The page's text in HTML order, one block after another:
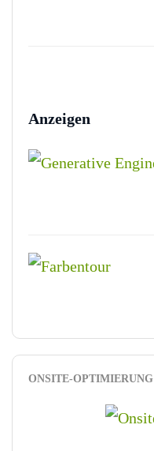
Anzeigen
ONSITE-OPTIMIERUNG